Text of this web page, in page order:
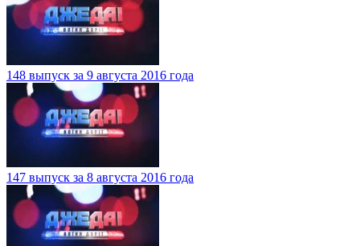
148 выпуск за 9 августа 2016 года
147 выпуск за 8 августа 2016 года